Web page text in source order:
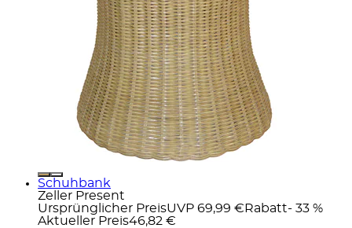
Schuhbank
Zeller Present
Ursprünglicher PreisUVP 69,99 € Rabatt- 33 %
Aktueller Preis46,82 €